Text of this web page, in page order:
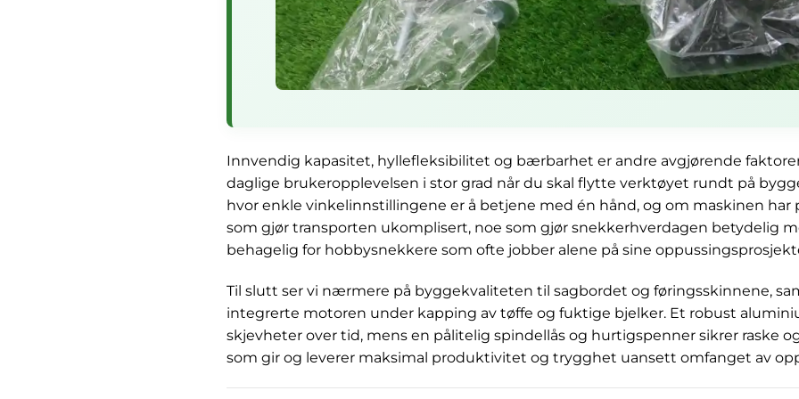
Innvendig kapasitet, hyllefleksibilitet og bærbarhet er andre avgjørende
daglige brukeropplevelsen i stor grad når du skal flytte verktøyet rundt på
hvor enkle vinkelinnstillingene er å betjene med én hånd, og om maskinen
som gjør transporten ukomplisert, noe som gjør snekkerhverdagen betydelig
behagelig for hobbysnekkere som ofte jobber alene på sine
Til slutt ser vi nærmere på byggekvaliteten til sagbordet og føringsskinnene,
integrerte motoren under kapping av tøffe og fuktige bjelker. Et robust
skjevheter over tid, mens en pålitelig spindellås og hurtigspenner sikrer raske
som gir og leverer maksimal produktivitet og trygghet uansett omfanget av